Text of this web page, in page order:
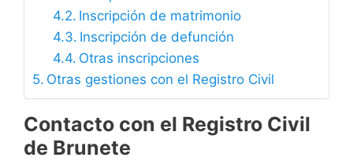
Inscripción de matrimonio
Inscripción de defunción
Otras inscripciones
Otras gestiones con el Registro Civil
Contacto con el Registro Civil
de Brunete